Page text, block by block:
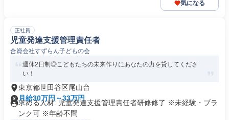
気になる
正社員
児童発達支援管理責任者
合資会社すずらん子どもの会
週休2日制◎こどもたちの未来作りにあなたの力を貸してくださ
い！
東京都世田谷区尾山台
月給30万円～33万円
求める人材: 児童発達支援管理責任者研修修了 ※未経験・ブラ
ンク可 ※年齢不問